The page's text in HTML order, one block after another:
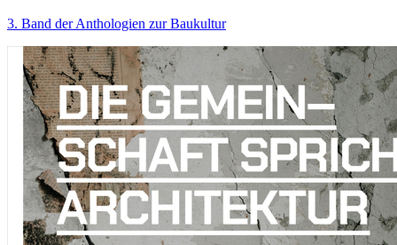
3. Band der Anthologien zur Baukultur